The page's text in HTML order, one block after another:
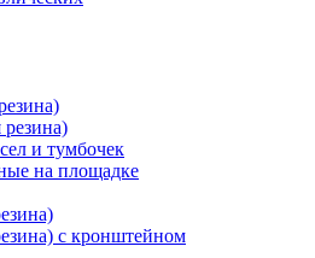
резина)
и тумбочек
на площадке
с кронштейном